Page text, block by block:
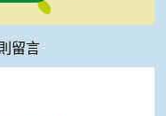
留言